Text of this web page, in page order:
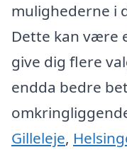
mulighederne i
Dette kan være
give dig flere
endda bedre
Gilleleje,